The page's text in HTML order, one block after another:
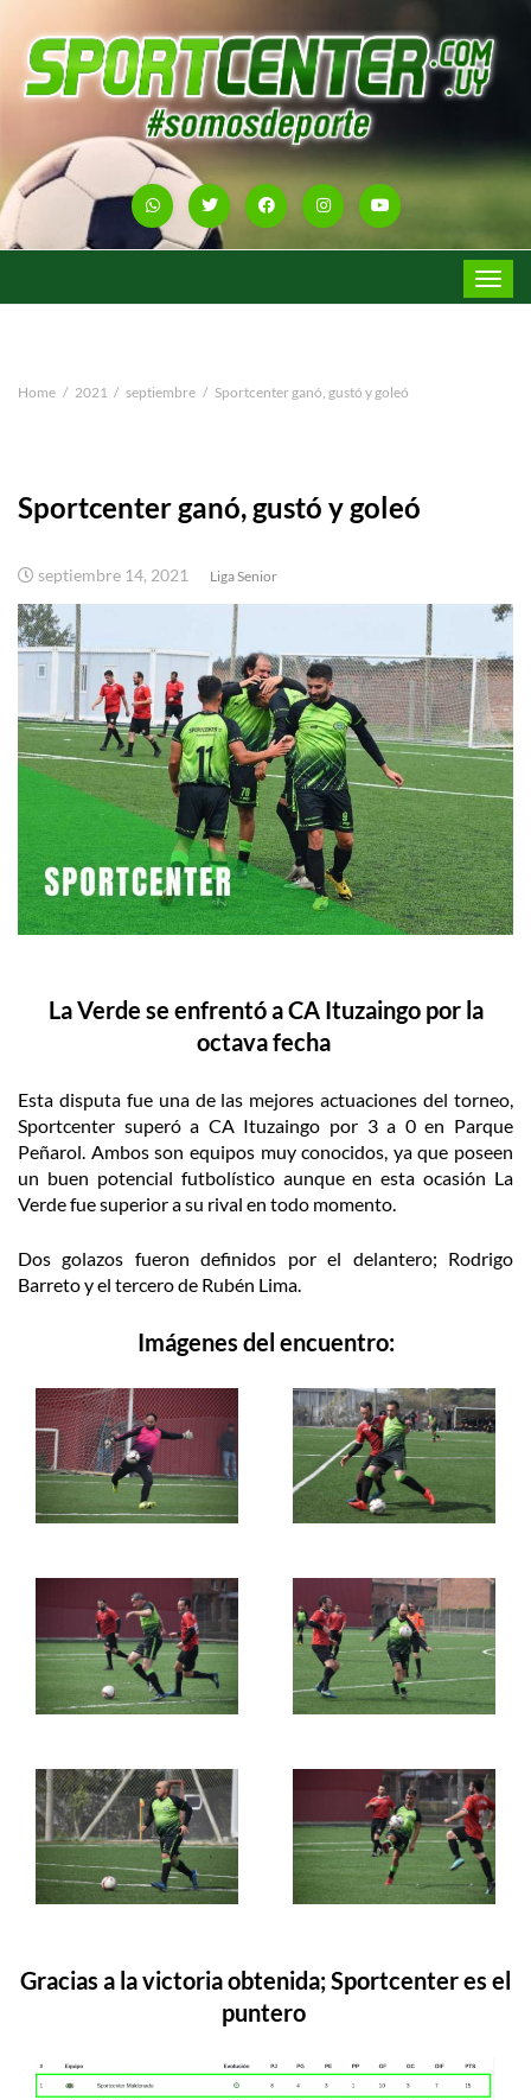
Toggle
Home 2021 septiembre Sportcenter ganó, gustó y goleó
Sportcenter ganó, gustó y goleó
septiembre 14, 2021 Liga Senior
La Verde se enfrentó a CA Ituzaingo por la
octava fecha
Esta disputa fue una de las mejores actuaciones del torneo,
Sportcenter superó a CA Ituzaingo por 3 a 0 en Parque
Peñarol. Ambos son equipos muy conocidos, ya que poseen
un buen potencial futbolístico aunque en esta ocasión La
Verde fue superior a su rival en todo momento.
Dos golazos fueron definidos por el delantero; Rodrigo
Barreto y el tercero de Rubén Lima.
Imágenes del encuentro:
Gracias a la victoria obtenida; Sportcenter es el
puntero